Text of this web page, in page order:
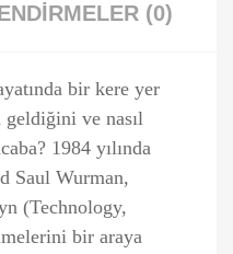
(0)
bir kere yer
ve nasıl
1984 yılında
Saul Wurman,
(Technology,
bir araya